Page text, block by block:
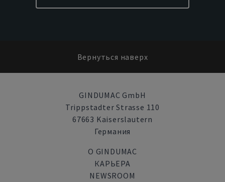
Вернуться наверх
GINDUMAC GmbH
Trippstadter Strasse 110
67663 Kaiserslautern
Германия
О GINDUMAC
КАРЬЕРА
NEWSROOM